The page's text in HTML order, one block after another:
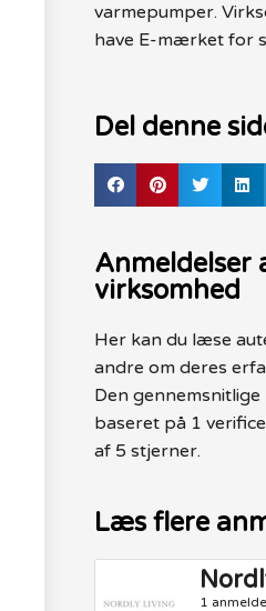
varmepumper.
have E-mærket for
Del denne
Anmeldelser
virksomhed
Her kan du læse
andre om deres
Den
baseret på 1
af 5 stjerner.
Læs flere
1